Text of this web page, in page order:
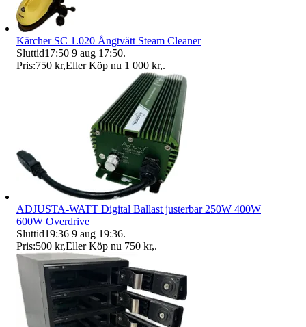
Kärcher SC 1.020 Ångtvätt Steam Cleaner
Sluttid17:50 9 aug 17:50.
Pris:750 kr,Eller Köp nu 1 000 kr,.
ADJUSTA-WATT Digital Ballast justerbar 250W 400W
600W Overdrive
Sluttid19:36 9 aug 19:36.
Pris:500 kr,Eller Köp nu 750 kr,.